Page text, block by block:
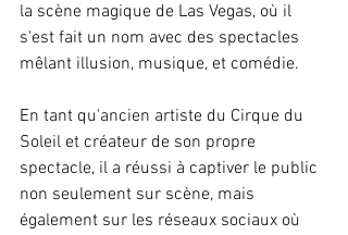
la scène magique de Las Vegas, où il
s'est fait un nom avec des spectacles
mêlant illusion, musique, et comédie.
En tant qu'ancien artiste du Cirque du
Soleil et créateur de son propre
spectacle, il a réussi à captiver le public
non seulement sur scène, mais
également sur les réseaux sociaux où